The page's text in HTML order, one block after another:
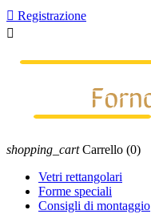
 Registrazione

shopping_cart Carrello (0)
Vetri rettangolari
Forme speciali
Consigli di montaggio